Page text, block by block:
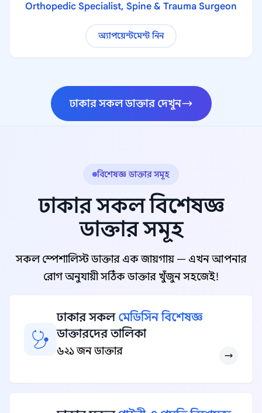
Orthopedic Specialist, Spine & Trauma Surgeon
অ্যাপয়েন্টমেন্ট নিন
ঢাকার সকল ডাক্তার দেখুন
বিশেষজ্ঞ ডাক্তার সমূহ
ঢাকার সকল বিশেষজ্ঞ
ডাক্তার সমূহ
সকল স্পেশালিস্ট ডাক্তার এক জায়গায় — এখন আপনার
রোগ অনুযায়ী সঠিক ডাক্তার খুঁজুন সহজেই!
ঢাকার সকল মেডিসিন বিশেষজ্ঞ
ডাক্তারদের তালিকা
৬২১ জন ডাক্তার